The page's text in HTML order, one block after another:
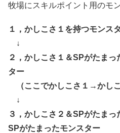
牧場にスキルポイント用のモ
１，かしこさ１を持つモンス
↓
２，かしこさ１＆SPがたま
ター
（ここでかしこさ１→かしこ
↓
３，かしこさ２＆SPがたま
SPがたまったモンスター